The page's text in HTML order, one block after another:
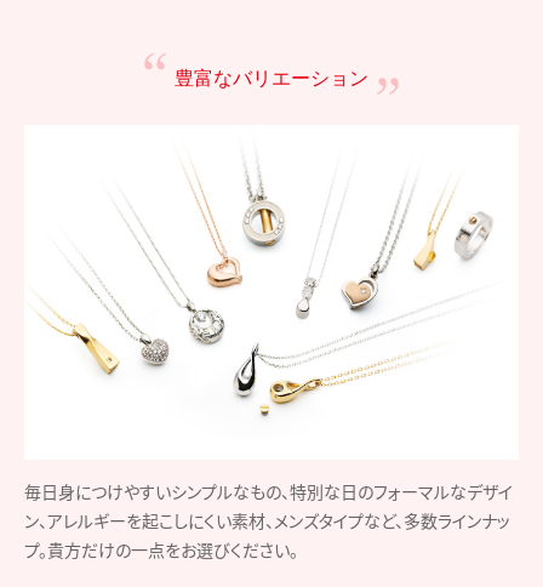
豊富なバリエーション
毎日身につけやすいシンプルなもの、特別な日のフォーマルなデザイ
ン、アレルギーを起こしにくい素材、メンズタイプなど、多数ラインナッ
プ。貴方だけの一点をお選びください。